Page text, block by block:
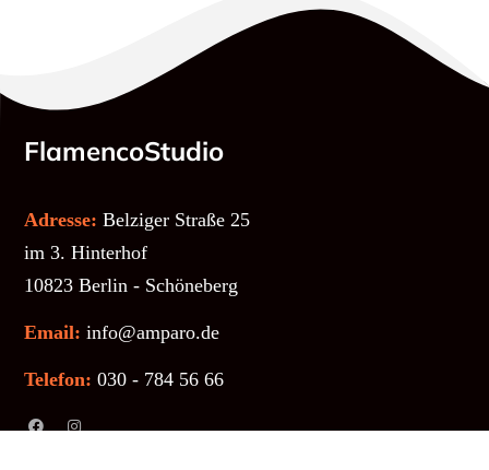
FlamencoStudio
Adresse: Belziger Straße 25
im 3. Hinterhof
10823 Berlin - Schöneberg
Email: info@amparo.de
Telefon: 030 - 784 56 66